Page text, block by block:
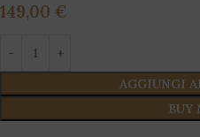
149,00 €
AGGIUNGI
BUY